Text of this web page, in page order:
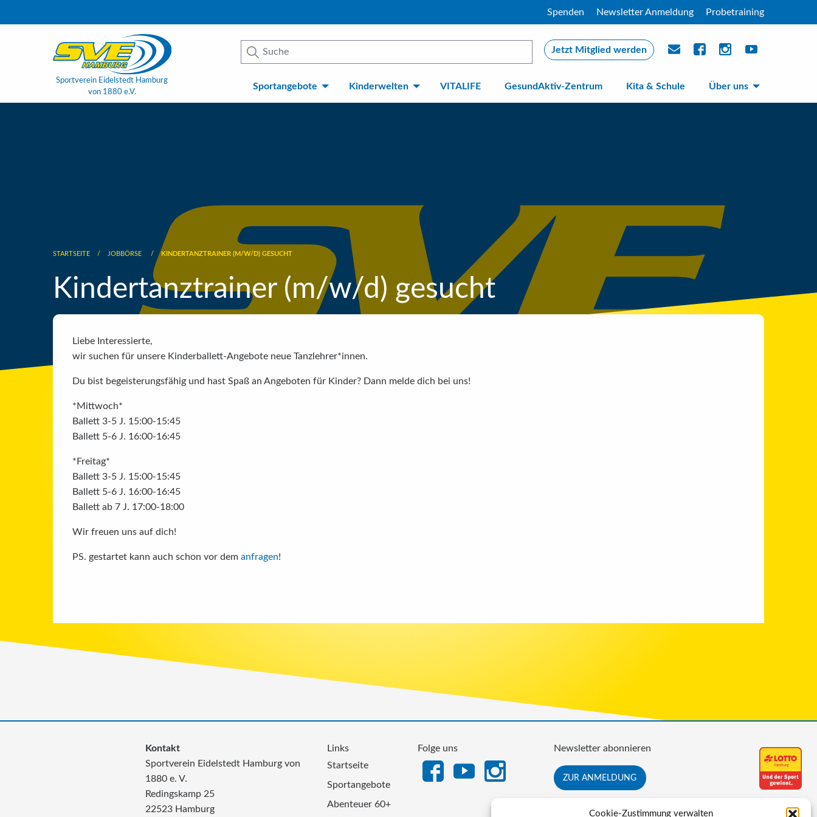
Cookie-Zustimmung verwalten
Spenden Newsletter Anmeldung Probetraining
Sportverein Eidelstedt Hamburg
von 1880 e.V.
Jetzt Mitglied werden
Sportangebote Kinderwelten VITALIFE GesundAktiv-Zentrum Kita & Schule Über uns
STARTSEITE JOBBÖRSE KINDERTANZTRAINER (M/W/D) GESUCHT
Kindertanztrainer (m/w/d) gesucht
Liebe Interessierte,
wir suchen für unsere Kinderballett-Angebote neue Tanzlehrer*innen.
Du bist begeisterungsfähig und hast Spaß an Angeboten für Kinder? Dann melde dich bei uns!
*Mittwoch*
Ballett 3-5 J. 15:00-15:45
Ballett 5-6 J. 16:00-16:45
*Freitag*
Ballett 3-5 J. 15:00-15:45
Ballett 5-6 J. 16:00-16:45
Ballett ab 7 J. 17:00-18:00
Wir freuen uns auf dich!
PS. gestartet kann auch schon vor dem anfragen!
Kontakt
Sportverein Eidelstedt Hamburg von
1880 e. V.
Redingskamp 25
22523 Hamburg
Links
Startseite
Sportangebote
Abenteuer 60+
Folge uns Newsletter abonnieren
ZUR ANMELDUNG